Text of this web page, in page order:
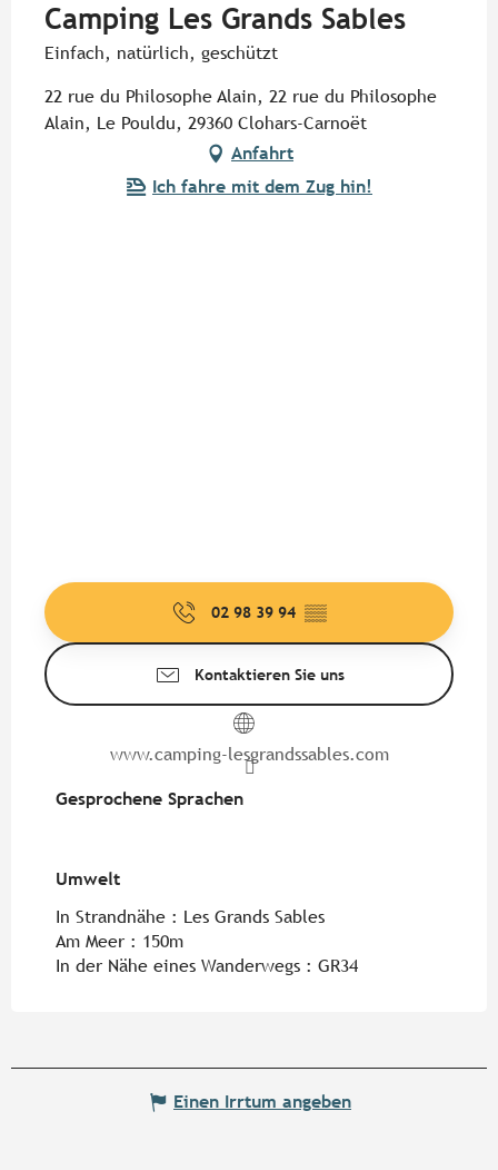
Camping Les Grands Sables
Einfach, natürlich, geschützt
22 rue du Philosophe Alain, 22 rue du Philosophe
Alain, Le Pouldu, 29360 Clohars-Carnoët
Anfahrt
Ich fahre mit dem Zug hin!
02 98 39 94 ▒▒
Kontaktieren Sie uns
www.camping-lesgrandssables.com
Gesprochene Sprachen
Gesprochene Sprachen
Umwelt
Umwelt
In Strandnähe : Les Grands Sables
Am Meer : 150m
In der Nähe eines Wanderwegs : GR34
Einen Irrtum angeben